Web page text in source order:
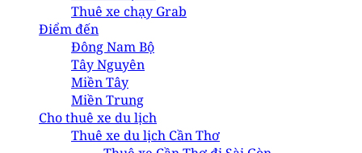
Thuê xe chạy Grab
Điểm đến
Đông Nam Bộ
Tây Nguyên
Miền Tây
Miền Trung
Cho thuê xe du lịch
Thuê xe du lịch Cần Thơ